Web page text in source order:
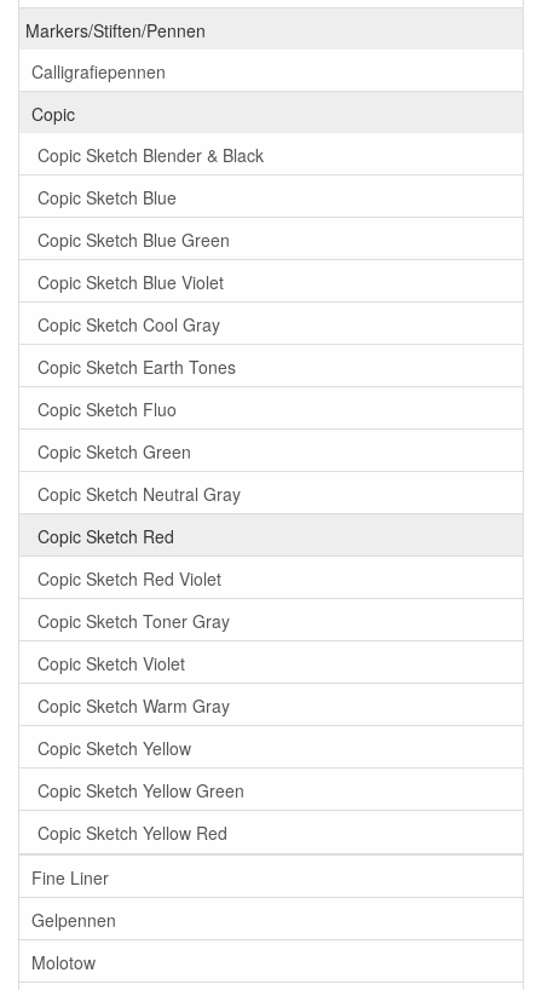
Markers/Stiften/Pennen
Calligrafiepennen
Copic
Copic Sketch Blender & Black
Copic Sketch Blue
Copic Sketch Blue Green
Copic Sketch Blue Violet
Copic Sketch Cool Gray
Copic Sketch Earth Tones
Copic Sketch Fluo
Copic Sketch Green
Copic Sketch Neutral Gray
Copic Sketch Red
Copic Sketch Red Violet
Copic Sketch Toner Gray
Copic Sketch Violet
Copic Sketch Warm Gray
Copic Sketch Yellow
Copic Sketch Yellow Green
Copic Sketch Yellow Red
Fine Liner
Gelpennen
Molotow